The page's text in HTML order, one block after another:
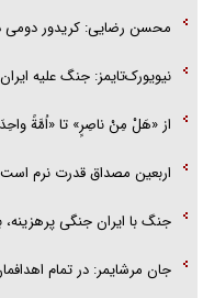
محسن رضایی: کریدور دومی
نیویورک‌تایمز: جنگ علیه
از «هَلْ مِنْ ناصِرٍ» تا «اُمَّةً
اربعین مصداق قدرت نرم است
جنگ با ایران جنگی پرهزینه،
جان مرشایمر: در تمام